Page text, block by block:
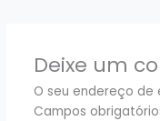
Deixe um
O seu endereço de
Campos